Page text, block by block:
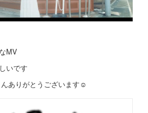
MV
いです
ありがとうございます☺︎